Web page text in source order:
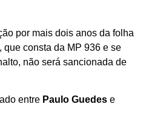
por mais dois anos da folha
consta da MP 936 e se
não será sancionada de
entre Paulo Guedes e